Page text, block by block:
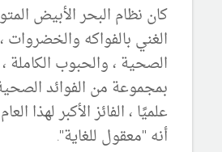
كان نظام البحر الأبيض
الغني بالفواكه والخضروات
الصحية ، والحبوب الكاملة
بمجموعة من الفوائد
علميًا ، الفائز الأكبر لهذا
أنه "معقول للغاية".